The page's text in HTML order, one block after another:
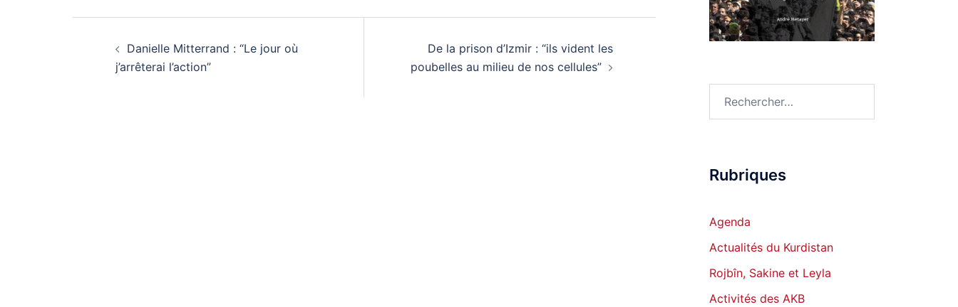
d’article
Danielle Mitterrand : “Le jour où
j’arrêterai l’action”
De la prison d’Izmir : “ils vident les
poubelles au milieu de nos cellules”
Rubriques
Agenda
Actualités du Kurdistan
Rojbîn, Sakine et Leyla
Activités des AKB